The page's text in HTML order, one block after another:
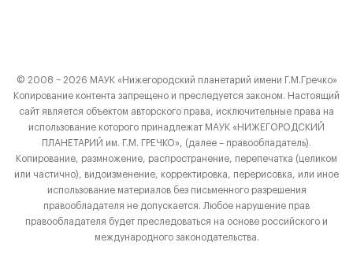
© 2008 − 2026 МАУК «Нижегородский планетарий имени Г.М.Гречко»
Копирование контента запрещено и преследуется законом. Настоящий
сайт является объектом авторского права, исключительные права на
использование которого принадлежат МАУК «НИЖЕГОРОДСКИЙ
ПЛАНЕТАРИЙ им. Г.М. ГРЕЧКО», (далее – правообладатель).
Копирование, размножение, распространение, перепечатка (целиком
или частично), видоизменение, корректировка, перерисовка, или иное
использование материалов без письменного разрешения
правообладателя не допускается. Любое нарушение прав
правообладателя будет преследоваться на основе российского и
международного законодательства.